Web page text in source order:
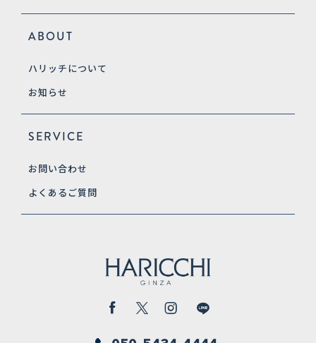
ABOUT
ハリッチについて
お知らせ
SERVICE
お問い合わせ
よくあるご質問